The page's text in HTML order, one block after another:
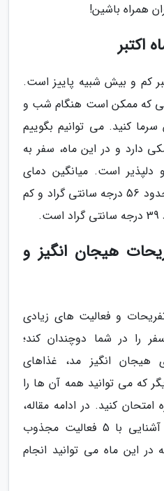
همراه باشین!
اکتبر
کم و بیش شبیه پاییز است.
که ممکن است هنگام شب و
کنید. می توانیم بگوییم
دارد و در این ماه، سفر به
است. میانگین دمای
بعدازظهر پراگ در ماه اکتبر حدود 56 درجه سانتی گراد و کم
هیجان انگیز و
و فعالیت های زیادی
را در شما دوچندان کند؛
هیجان انگیز مد، غذاهای
که می توانید همه آن ها را
کنید. در ادامه مقاله،
شما را دعوت می کنیم به آشنایی با 5 فعالیت مجذوب
در این ماه می توانید انجام